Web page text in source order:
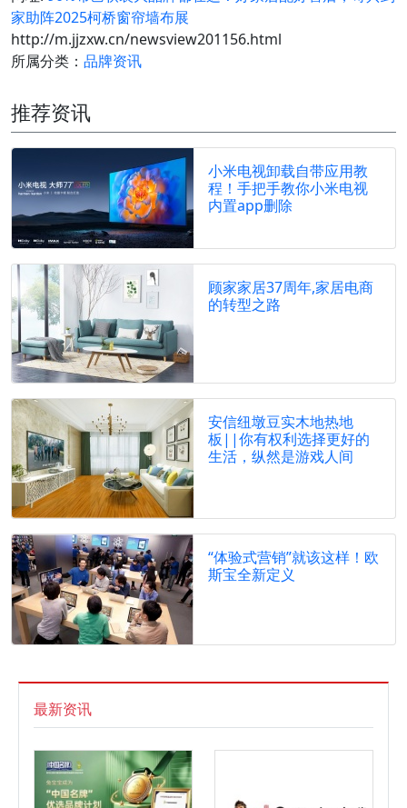
家助阵2025柯桥窗帘墙布展
http://m.jjzxw.cn/newsview201156.html
所属分类： 品牌资讯
推荐资讯
小米电视卸载自带应用教
程！手把手教你小米电视
内置app删除
顾家家居37周年,家居电商
的转型之路
安信纽墩豆实木地热地
板||你有权利选择更好的
生活，纵然是游戏人间
“体验式营销”就该这样！欧
斯宝全新定义
最新资讯